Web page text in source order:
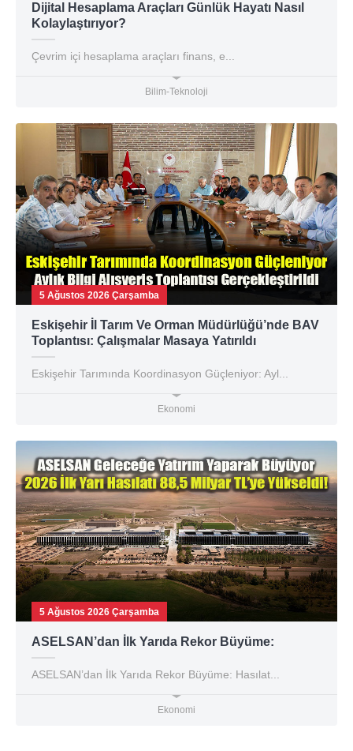
Dijital Hesaplama Araçları Günlük Hayatı Nasıl
Kolaylaştırıyor?
Çevrim içi hesaplama araçları finans, e...
Bilim-Teknoloji
5 Ağustos 2026 Çarşamba
Eskişehir İl Tarım Ve Orman Müdürlüğü’nde BAV
Toplantısı: Çalışmalar Masaya Yatırıldı
Eskişehir Tarımında Koordinasyon Güçleniyor: Ayl...
Ekonomi
5 Ağustos 2026 Çarşamba
ASELSAN’dan İlk Yarıda Rekor Büyüme:
ASELSAN’dan İlk Yarıda Rekor Büyüme: Hasılat...
Ekonomi